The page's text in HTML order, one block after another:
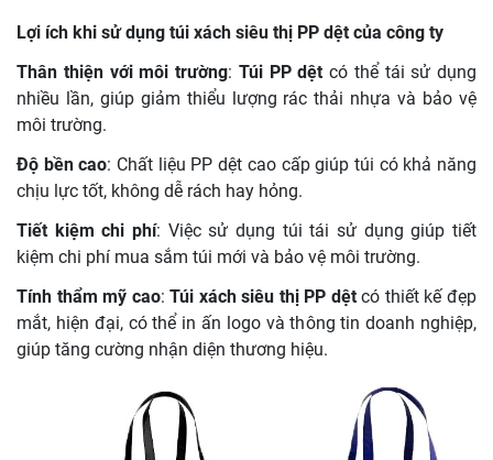
Lợi ích khi sử dụng túi xách siêu thị PP dệt của công ty
Thân thiện với môi trường: Túi PP dệt có thể tái sử dụng
nhiều lần, giúp giảm thiểu lượng rác thải nhựa và bảo vệ
môi trường.
Độ bền cao: Chất liệu PP dệt cao cấp giúp túi có khả năng
chịu lực tốt, không dễ rách hay hỏng.
Tiết kiệm chi phí: Việc sử dụng túi tái sử dụng giúp tiết
kiệm chi phí mua sắm túi mới và bảo vệ môi trường.
Tính thẩm mỹ cao:Túi xách siêu thị PP dệtcó thiết kế đẹp
mắt, hiện đại, có thể in ấn logo và thông tin doanh nghiệp,
giúp tăng cường nhận diện thương hiệu.